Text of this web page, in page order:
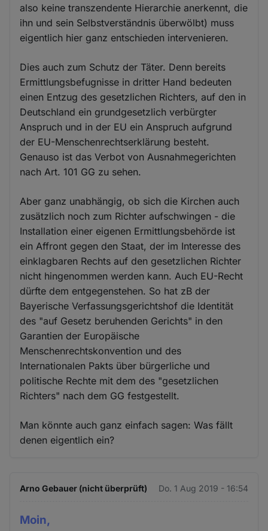
also keine transzendente Hierarchie anerkennt, die
ihn und sein Selbstverständnis überwölbt) muss
eigentlich hier ganz entschieden intervenieren.
Dies auch zum Schutz der Täter. Denn bereits
Ermittlungsbefugnisse in dritter Hand bedeuten
einen Entzug des gesetzlichen Richters, auf den in
Deutschland ein grundgesetzlich verbürgter
Anspruch und in der EU ein Anspruch aufgrund
der EU-Menschenrechtserklärung besteht.
Genauso ist das Verbot von Ausnahmegerichten
nach Art. 101 GG zu sehen.
Aber ganz unabhängig, ob sich die Kirchen auch
zusätzlich noch zum Richter aufschwingen - die
Installation einer eigenen Ermittlungsbehörde ist
ein Affront gegen den Staat, der im Interesse des
einklagbaren Rechts auf den gesetzlichen Richter
nicht hingenommen werden kann. Auch EU-Recht
dürfte dem entgegenstehen. So hat zB der
Bayerische Verfassungsgerichtshof die Identität
des "auf Gesetz beruhenden Gerichts" in den
Garantien der Europäische
Menschenrechtskonvention und des
Internationalen Pakts über bürgerliche und
politische Rechte mit dem des "gesetzlichen
Richters" nach dem GG festgestellt.
Man könnte auch ganz einfach sagen: Was fällt
denen eigentlich ein?
Arno Gebauer (nicht überprüft) Do. 1 Aug 2019 - 16:54
Moin,